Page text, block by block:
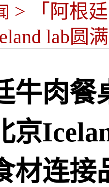
> 「阿根
lab
牛肉
京
材连接